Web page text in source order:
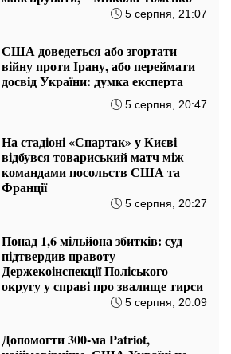
нову фазу війни: «Це про те, хто
зараз у війні»
20:57 07.08
ШІ проти ядерки: експерт оцінив,
чи можна російську ядерну зброю
7 серпня, 16:27